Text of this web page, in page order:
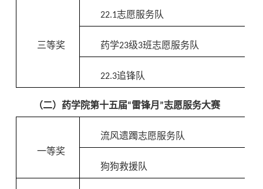
三等奖
22.1志愿服务队
药学23级3班志愿服务队
22.3追锋队
（二）药学院第十五届“雷锋月”志愿服务大赛
一等奖
流风遗躅志愿服务队
狗狗救援队